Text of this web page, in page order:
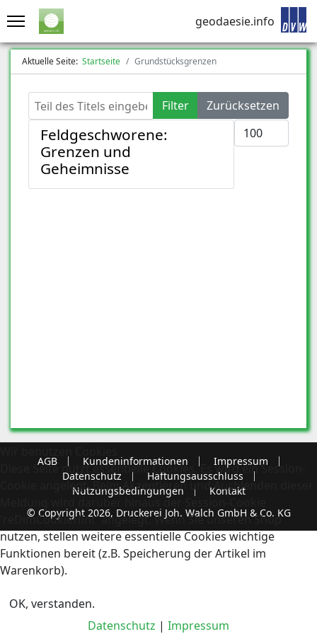
geodaesie.info
Aktuelle Seite: Startseite Grundstücksgrenzen
Teil des Titels eingeben Filter
Zurücksetzen
Anzeige #
Feldgeschworene:
Grenzen und
Geheimnisse
AGB Kundeninformationen
Impressum
Datenschutz
Haftungsausschluss
Nutzungsbedingungen
Kontakt
© Copyright 2026, Druckerei Joh. Walch GmbH & Co. KG
Diese Seite nutzt essentielle Cookies. Es wird ein Session-
Cookie angelegt. Beim Akzeptieren und Ausblenden dieser
Meldung wird darüber hinaus der Session-Cookie
'reDimCookieHint' angelegt. Wenn Sie unseren Shop
nutzen, stellen weitere essentielle Cookies wichtige
Funktionen bereit (z.B. Speicherung der Artikel im
Warenkorb).
OK, verstanden.
Datenschutz | Impressum